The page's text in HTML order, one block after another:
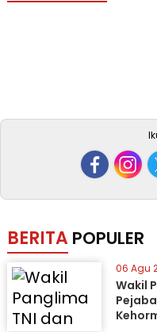
BERITA POPULER
06 Agu
Wakil